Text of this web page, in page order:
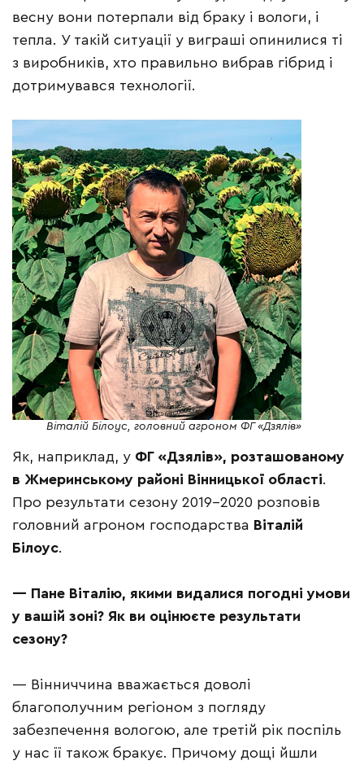
весну вони потерпали від браку і вологи, і
тепла. У такій ситуації у виграші опинилися ті
з виробників, хто правильно вибрав гібрид і
дотримувався технології.
Віталій Білоус, головний агроном ФГ «Дзялів»
Як, наприклад, у ФГ «Дзялів», розташованому
в Жмеринському районі Вінницької області.
Про результати сезону 2019-2020 розповів
головний агроном господарства Віталій
Білоус.
— Пане Віталію, якими видалися погодні умови
у вашій зоні? Як ви оцінюєте результати
сезону?
— Вінниччина вважається доволі
благополучним регіоном з погляду
забезпечення вологою, але третій рік поспіль
у нас її також бракує. Причому дощі йшли